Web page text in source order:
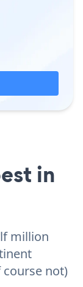
in
million
course not)